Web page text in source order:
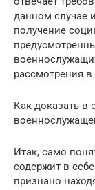
данном случае
получение
рассмотрения
Как доказать в
Итак, само
содержит в
признано